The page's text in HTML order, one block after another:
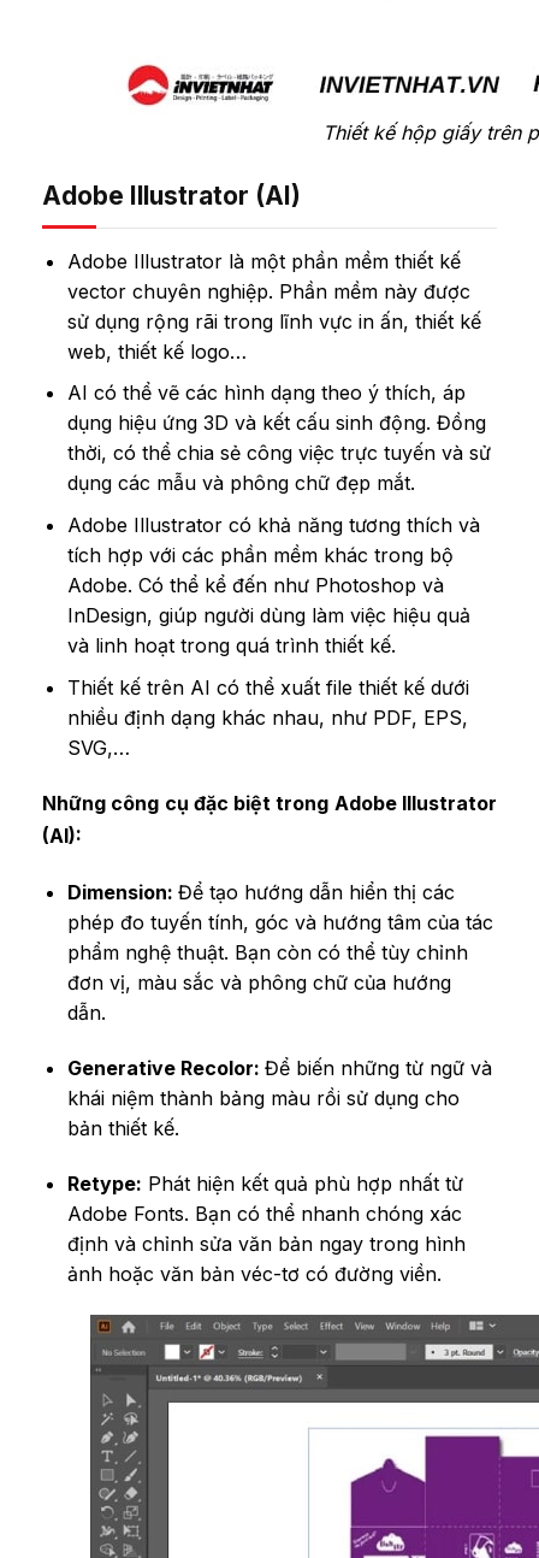
Thiết kế hộp giấy trên
Adobe Illustrator (AI)
Adobe Illustrator là một phần mềm thiết kế
vector chuyên nghiệp. Phần mềm này được
sử dụng rộng rãi trong lĩnh vực in ấn, thiết kế
web, thiết kế logo…
AI có thể vẽ các hình dạng theo ý thích, áp
dụng hiệu ứng 3D và kết cấu sinh động. Đồng
thời, có thể chia sẻ công việc trực tuyến và sử
dụng các mẫu và phông chữ đẹp mắt.
Adobe Illustrator có khả năng tương thích và
tích hợp với các phần mềm khác trong bộ
Adobe. Có thể kể đến như Photoshop và
InDesign, giúp người dùng làm việc hiệu quả
và linh hoạt trong quá trình thiết kế.
Thiết kế trên AI có thể xuất file thiết kế dưới
nhiều định dạng khác nhau, như PDF, EPS,
SVG,…
Những công cụ đặc biệt trong Adobe Illustrator
(AI):
Dimension: Để tạo hướng dẫn hiển thị các
phép đo tuyến tính, góc và hướng tâm của tác
phẩm nghệ thuật. Bạn còn có thể tùy chỉnh
đơn vị, màu sắc và phông chữ của hướng
dẫn.
Generative Recolor: Để biến những từ ngữ và
khái niệm thành bảng màu rồi sử dụng cho
bản thiết kế.
Retype: Phát hiện kết quả phù hợp nhất từ
Adobe Fonts. Bạn có thể nhanh chóng xác
định và chỉnh sửa văn bản ngay trong hình
ảnh hoặc văn bản véc-tơ có đường viền.